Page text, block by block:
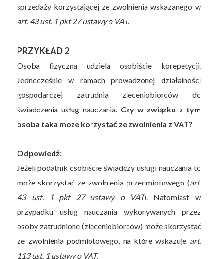
sprzedaży korzystającej ze zwolnienia wskazanego w
art. 43 ust. 1 pkt 27 ustawy o VAT.
PRZYKŁAD 2
Osoba fizyczna udziela osobiście korepetycji.
Jednocześnie w ramach prowadzonej działalności
gospodarczej zatrudnia zleceniobiorców do
świadczenia usług nauczania. Czy w związku z tym
osoba taka może korzystać ze zwolnienia z VAT?
Odpowiedź:
Jeżeli podatnik osobiście świadczy usługi nauczania to
może skorzystać ze zwolnienia przedmiotowego (art.
43 ust. 1 pkt 27 ustawy o VAT). Natomiast w
przypadku usług nauczania wykonywanych przez
osoby zatrudnione (zleceniobiorców) może skorzystać
ze zwolnienia podmiotowego, na które wskazuje art.
113 ust. 1 ustawy o VAT.